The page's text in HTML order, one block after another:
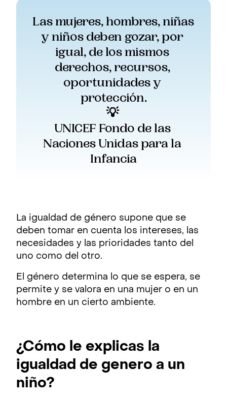
Las mujeres, hombres, niñas
y niños deben gozar, por
igual, de los mismos
derechos, recursos,
oportunidades y
protección.
💡
UNICEF Fondo de las
Naciones Unidas para la
Infancia
La igualdad de género supone que se
deben tomar en cuenta los intereses, las
necesidades y las prioridades tanto del
uno como del otro.
El género determina lo que se espera, se
permite y se valora en una mujer o en un
hombre en un cierto ambiente.
¿Cómo le explicas la
igualdad de genero a un
niño?